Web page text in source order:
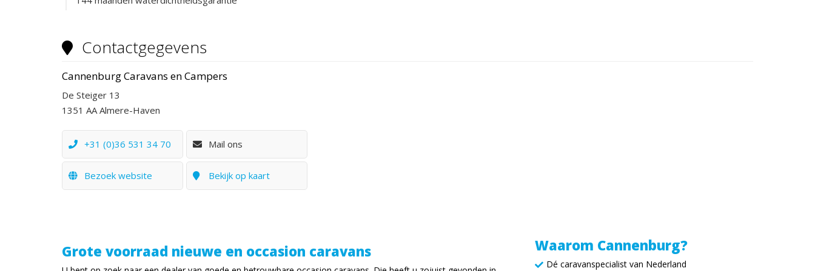
Contactgegevens
Cannenburg Caravans en Campers
De Steiger 13
1351 AA Almere-Haven
+31 (0)36 531 34 70 Mail ons
Bezoek website Bekijk op kaart
Grote voorraad nieuwe en occasion caravans Waarom Cannenburg?
Dé caravanspecialist van Nederland